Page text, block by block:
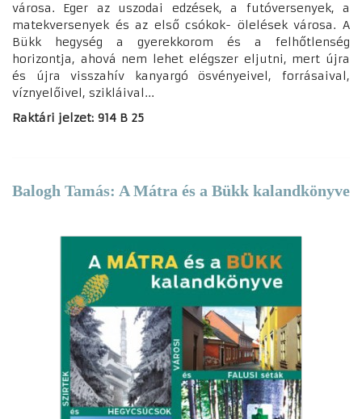
városa. Eger az uszodai edzések, a futóversenyek, a
matekversenyek és az első csókok- ölelések városa. A
Bükk hegység a gyerekkorom és a felhőtlenség
horizontja, ahová nem lehet elégszer eljutni, mert újra
és újra visszahív kanyargó ösvényeivel, forrásaival,
víznyelőivel, szikláival...
Raktári jelzet: 914 B 25
Balogh Tamás: A Mátra és a Bükk kalandkönyve